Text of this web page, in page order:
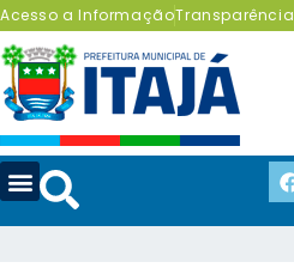
Acesso a InformaçãoTransparência